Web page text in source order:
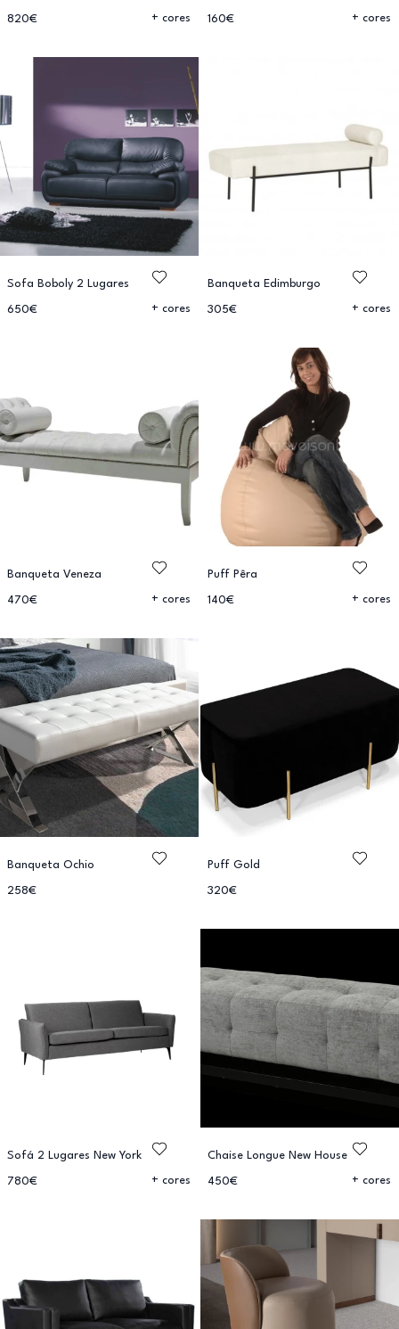
820€ + cores 160€ + cores
Sofa Boboly 2 Lugares
650€ + cores
Banqueta Edimburgo
305€ + cores
Banqueta Veneza
470€ + cores
Puff Pêra
140€ + cores
Banqueta Ochio
258€
Puff Gold
320€
Sofá 2 Lugares New York
780€ + cores
Chaise Longue New House
450€ + cores